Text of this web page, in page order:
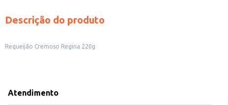
Descrição do produto
Requeijão Cremoso Regina 220g
Atendimento